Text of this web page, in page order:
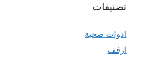
تصنيفات
ادوات صحية
ارفف